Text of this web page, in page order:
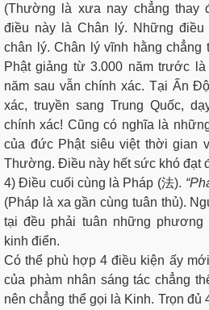
(Thường là xưa nay chẳng thay
điều này là Chân lý. Những
chân lý. Chân lý vĩnh hằng
Phật giảng từ 3.000 năm trước
năm sau vẫn chính xác. Tại Ấn
xác, truyền sang Trung Quốc,
chính xác! Cũng có nghĩa là
của đức Phật siêu việt thời gian
Thường. Điều này hết sức khó đạt
4) Điều cuối cùng là Pháp (法).
(Pháp là xa gần cùng tuân thủ).
tại đều phải tuân những
kinh điển.
Có thể phù hợp 4 điều kiện ấy
của phàm nhân sáng tác chẳng
nên chẳng thể gọi là Kinh. Trọn đủ